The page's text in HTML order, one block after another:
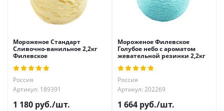
Мороженое Стандарт
Сливочно-ванильное 2,2кг
Филевское
Россия
Артикул: 189391
1 180 руб./шт.
Мороженое Филевское
Голубое небо с ароматом
жевательной резинки 2,2кг
Россия
Артикул: 202269
1 664 руб./шт.